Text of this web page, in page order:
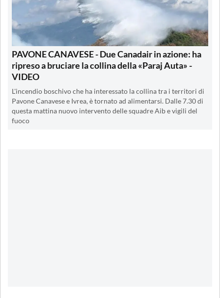
PAVONE CANAVESE - Due Canadair in azione: ha
ripreso a bruciare la collina della «Paraj Auta» -
VIDEO
L'incendio boschivo che ha interessato la collina tra i territori di
Pavone Canavese e Ivrea, è tornato ad alimentarsi. Dalle 7.30 di
questa mattina nuovo intervento delle squadre Aib e vigili del
fuoco